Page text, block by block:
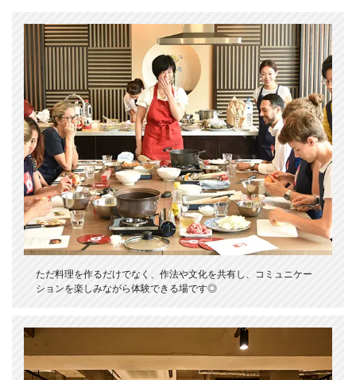
ただ料理を作るだけでなく、作法や文化を共有し、コミュニケー
ションを楽しみながら体験できる場です◎